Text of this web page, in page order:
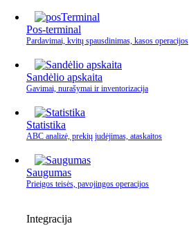
Pos-terminal
Pardavimai, kvitų spausdinimas, kasos operacijos
Sandėlio apskaita
Gavimai, nurašymai ir inventorizacija
Statistika
ABC analizė, prekių judėjimas, ataskaitos
Saugumas
Prieigos teisės, pavojingos operacijos
Integracija